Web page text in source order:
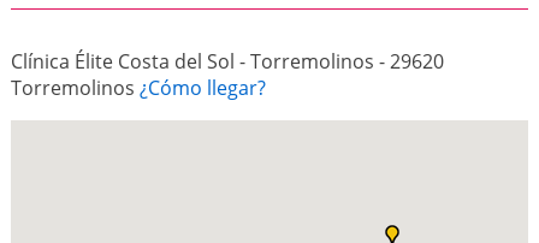
Clínica Élite Costa del Sol - Torremolinos - 29620
Torremolinos ¿Cómo llegar?